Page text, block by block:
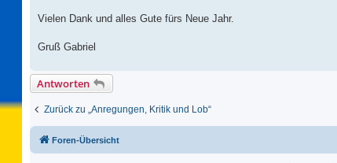
Vielen Dank und alles Gute fürs Neue Jahr.
Gruß Gabriel
Antworten
Zurück zu „Anregungen, Kritik und Lob“
Foren-Übersicht